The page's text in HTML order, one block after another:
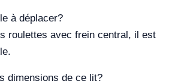
à déplacer?
roulettes avec frein central, il est
dimensions de ce lit?